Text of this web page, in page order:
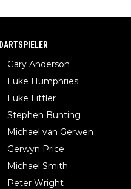
DARTSPIELER
Gary Anderson
Luke Humphries
Luke Littler
Stephen Bunting
Michael van Gerwen
Gerwyn Price
Michael Smith
Peter Wright